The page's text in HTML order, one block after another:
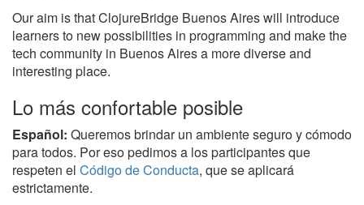
Our aim is that ClojureBridge Buenos Aires will introduce
learners to new possibilities in programming and make the
tech community in Buenos Aires a more diverse and
interesting place.
Lo más confortable posible
Español: Queremos brindar un ambiente seguro y cómodo
para todos. Por eso pedimos a los participantes que
respeten el Código de Conducta, que se aplicará
estrictamente.